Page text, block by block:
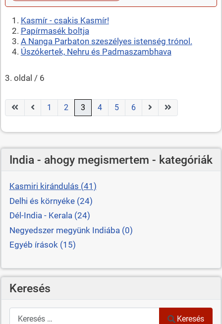
Kasmír - csakis Kasmír!
Papírmasék boltja
A Nanga Parbaton szeszélyes istenség trónol.
Úszókertek, Nehru és Padmaszambhava
3. oldal / 6
1 2 3 4 5 6
India - ahogy megismertem - kategóriák
Kasmiri kirándulás (41)
Delhi és környéke (24)
Dél-India - Kerala (24)
Negyedszer megyünk Indiába (0)
Egyéb írások (15)
Keresés
Keresés
Keresés